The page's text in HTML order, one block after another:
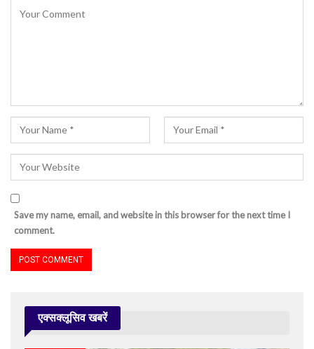
Save my name, email, and website in this browser for the next time I
comment.
एक्सक्लूसिव खबरें